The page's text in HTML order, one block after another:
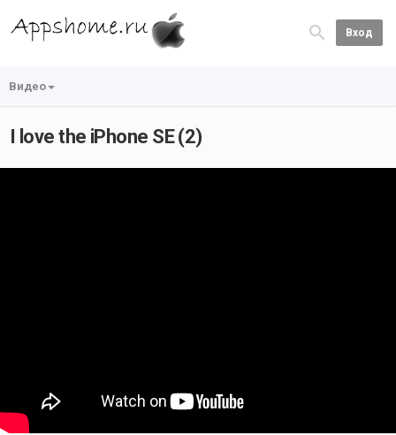
Вход
Видео
I love the iPhone SE (2)